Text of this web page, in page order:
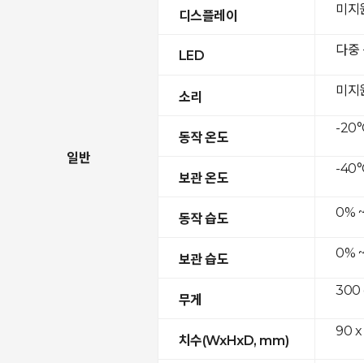
일반
디스플레이
LED
소리
동작 온도
보관 온도
동작 습도
보관 습도
무게
치수(WxHxD, mm)
미지
다중
미지
-
-
0%
0%
300
90 x